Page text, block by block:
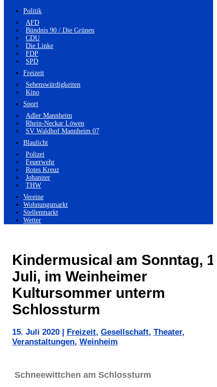
Politik
AFD
Bündnis 90 / Die Grünen
CDU
Die Linke
FDP
SPD
Freizeit
Sehenswürdigkeiten
Kino
Sport
Adler Mannheim
Rhein-Neckar Löwen
SV Waldhof Mannheim 07
Blaulicht
Polizei
Feuerwehr
Rotes Kreuz
Johaniter
THW
Vereine
Wohnungsmarkt
Stellenmarkt
Wetter
Kindermusical am Sonntag,
Juli, im Weinheimer
Kultursommer unterm
Schlossturm
15. Juli 2020 Freizeit, Gesellschaft, Theater,
Veranstaltungen, Weinheim
Schneewittchen am Schlossturm